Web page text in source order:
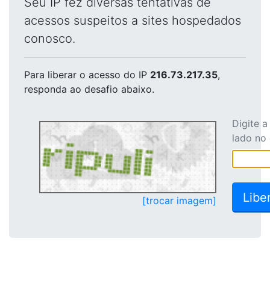
acessos suspeitos a sites hospedados
conosco.
Para liberar o acesso do IP 216.73.217.35,
responda ao desafio abaixo.
[trocar imagem]
Digite
lado no